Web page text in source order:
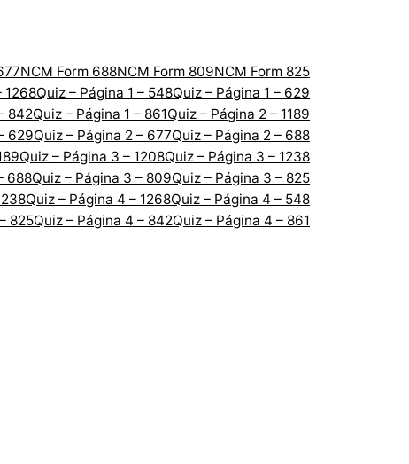
NCM Form 688NCM Form 809NCM Form 825
1268Quiz – Página 1 – 548Quiz – Página 1 – 629
842Quiz – Página 1 – 861Quiz – Página 2 – 1189
629Quiz – Página 2 – 677Quiz – Página 2 – 688
Quiz – Página 3 – 1208Quiz – Página 3 – 1238
688Quiz – Página 3 – 809Quiz – Página 3 – 825
Quiz – Página 4 – 1268Quiz – Página 4 – 548
825Quiz – Página 4 – 842Quiz – Página 4 – 861